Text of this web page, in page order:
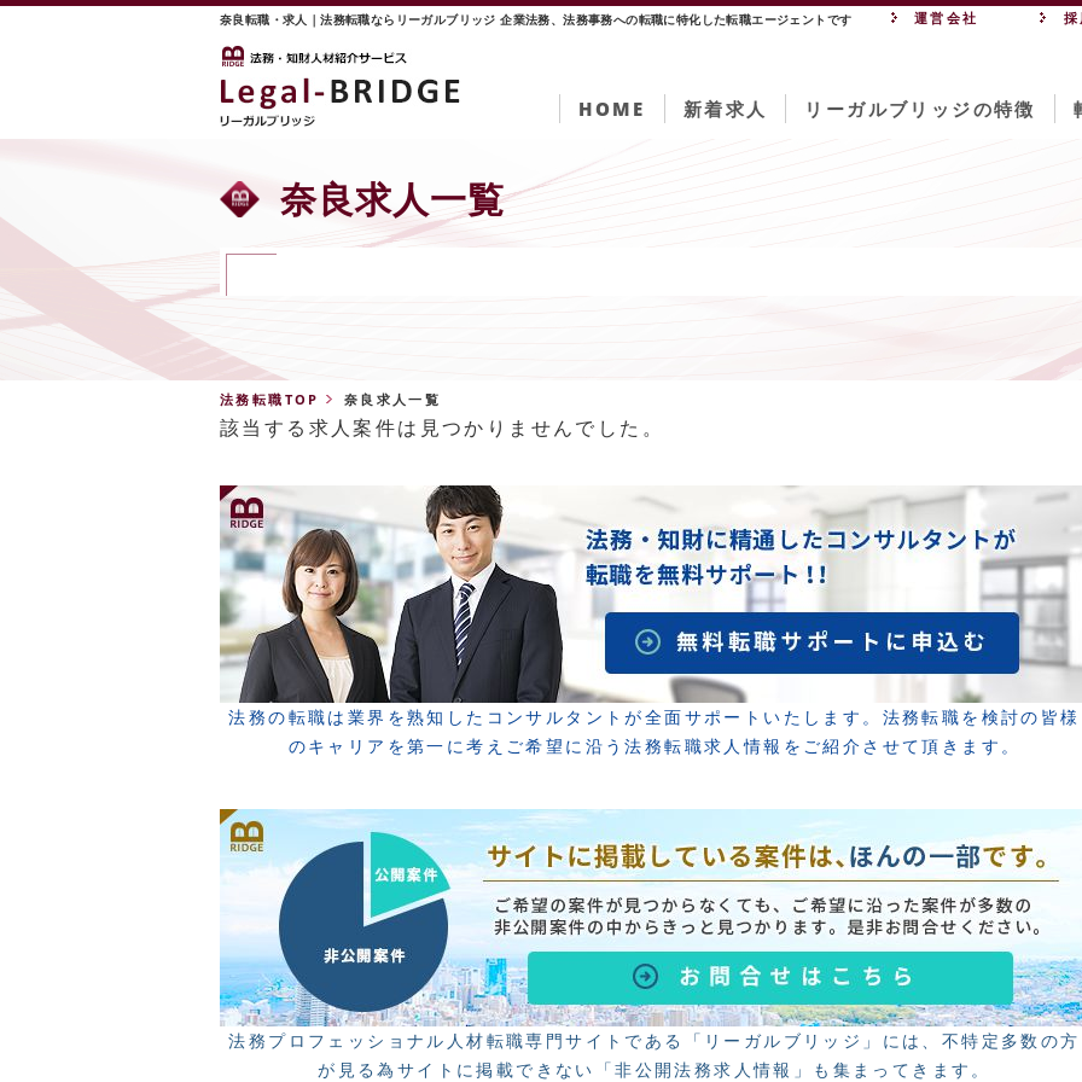
奈良転職・求人｜法務転職ならリーガルブリッジ 企業法務、法務事務への転職に特化した転職エージェントです 運営会社
HOME 新着求人 リーガルブリッジの特徴
奈良求人一覧
法務転職TOP 奈良求人一覧
該当する求人案件は見つかりませんでした。
法務の転職は業界を熟知したコンサルタントが全面サポートいたします。法務転職を検討の皆様
のキャリアを第一に考えご希望に沿う法務転職求人情報をご紹介させて頂きます。
法務プロフェッショナル人材転職専門サイトである「リーガルブリッジ」には、不特定多数の方
が見る為サイトに掲載できない「非公開法務求人情報」も集まってきます。